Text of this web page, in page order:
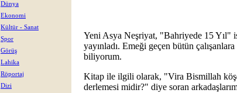
Dünya
Ekonomi
Kültür - Sanat
Spor
Görüş
Lahika
Röportaj
Dizi
Yeni Asya Neşriyat, "Bahriyede 15 Yıl"
yayınladı. Emeği geçen bütün
biliyorum.
Kitap ile ilgili olarak, "Vira Bismillah
derlemesi midir?" diye soran